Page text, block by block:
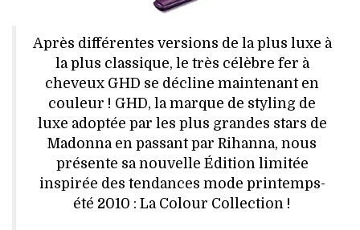
AUTO
LIEUX TENDANCES
BEAUTÉ
MODE DE RUE
JEUNES CRÉATEURS
HISTOIRE DES MARQUES
Après différentes versions de la plus luxe à
la plus classique, le très célèbre fer à
cheveux GHD se décline maintenant en
couleur ! GHD, la marque de styling de
luxe adoptée par les plus grandes stars de
Madonna en passant par Rihanna, nous
présente sa nouvelle Édition limitée
inspirée des tendances mode printemps-
été 2010 : La Colour Collection !